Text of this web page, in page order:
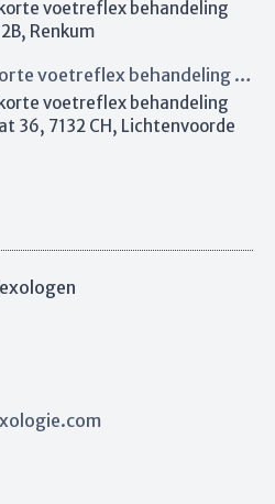
voetreflex behandeling
Renkum
Workshop verkorte voetreflex behandeling Lichtenvoorde
voetreflex behandeling
36, 7132 CH, Lichtenvoorde